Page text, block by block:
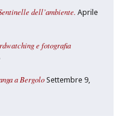
dell’ambiente. Aprile
e fotografia
a Bergolo Settembre 9,